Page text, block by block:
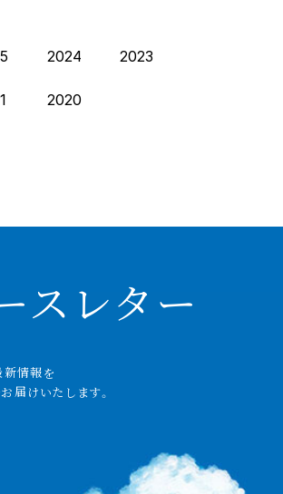
2024 2023
2020
スレター
新情報を
届 けいたします。